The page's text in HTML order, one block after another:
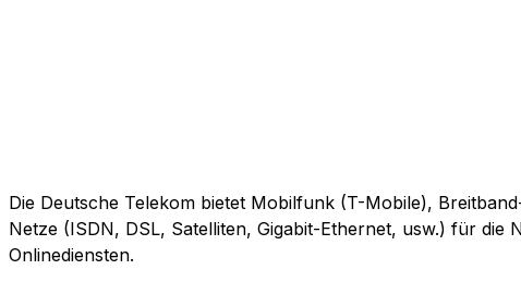
Die Deutsche Telekom bietet Mobilfunk (T-Mobile),
Netze (ISDN, DSL, Satelliten, Gigabit-Ethernet, usw.) für
Onlinediensten.